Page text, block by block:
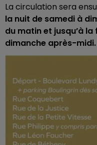
La circulation sera
la nuit de samedi à
du matin et jusqu’à
dimanche après-midi.